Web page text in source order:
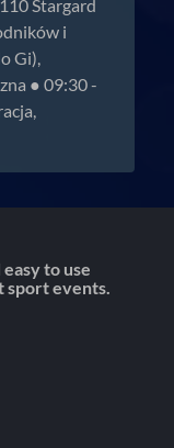
Stargard
i
Gi),
● 09:30 -
to use
sport events.